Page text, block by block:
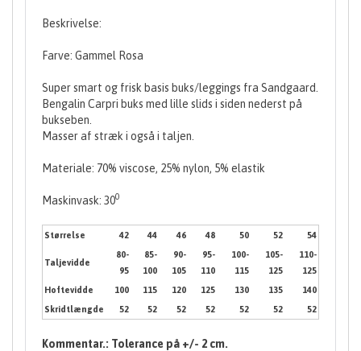
Beskrivelse:
Farve: Gammel Rosa
Super smart og frisk basis buks/leggings fra Sandgaard.
Bengalin Carpri buks med lille slids i siden nederst på
bukseben.
Masser af stræk i også i taljen.
Materiale: 70% viscose, 25% nylon, 5% elastik
Maskinvask: 300
Størrelse 42 44 46 48 50 52 54
Taljevidde
80-
95
85-
100
90-
105
95-
110
100-
115
105-
125
110-
125
Hoftevidde
100 115 120 125 130 135
140
Skridtlængde
52 52 52 52 52 52 52
Kommentar.: Tolerance på +/- 2 cm.